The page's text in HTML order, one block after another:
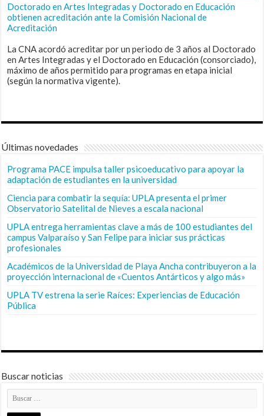
Doctorado en Artes Integradas y Doctorado en Educación
obtienen acreditación ante la Comisión Nacional de
Acreditación
La CNA acordó acreditar por un periodo de 3 años al Doctorado
en Artes Integradas y el Doctorado en Educación (consorciado),
máximo de años permitido para programas en etapa inicial
(según la normativa vigente).
Últimas novedades
Programa PACE impulsa taller psicoeducativo para apoyar la
adaptación de estudiantes en la universidad
Ciencia para combatir la sequía: UPLA presenta el primer
Observatorio Satelital de Nieves a escala nacional
UPLA entrega herramientas clave a más de 100 estudiantes del
campus Valparaíso y San Felipe para iniciar sus prácticas
profesionales
Académicos de la Universidad de Playa Ancha contribuyeron a la
proyección internacional de «Cuentos Antárticos y algo más»
UPLA TV estrena la serie Raíces: Experiencias de Educación
Pública
Buscar noticias